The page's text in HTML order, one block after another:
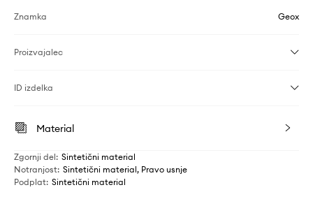
Znamka Geox
Proizvajalec
ID izdelka
Material
Zgornji del: Sintetični material
Notranjost: Sintetični material, Pravo usnje
Podplat: Sintetični material